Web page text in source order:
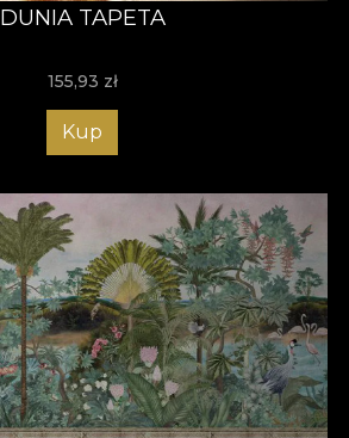
DUNIA TAPETA
155,93 zł
Kup